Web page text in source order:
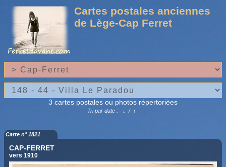
Cartes postales anciennes
de Lège-Cap Ferret
3 cartes postales ou photos répertorièes
Tri par date : ↓ /↑
Carte n° 1821
CAP-FERRET
vers 1910